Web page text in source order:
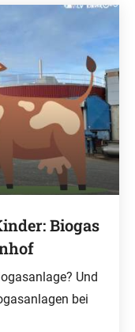
Biogas
Und
bei